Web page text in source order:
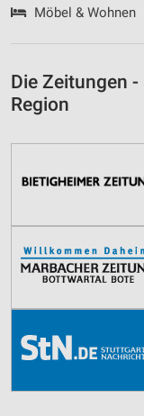
Möbel & Wohnen
Die Zeitungen
Region